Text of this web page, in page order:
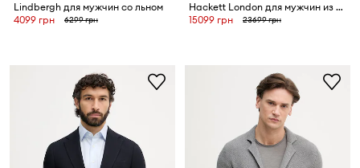
Lindbergh для мужчин со льном
4099 грн
6299 грн
Hackett London для мужчин из льна
15099 грн
23699 грн